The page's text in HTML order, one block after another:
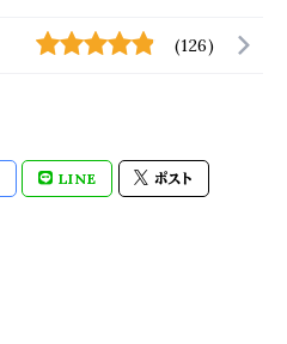
(126)
LINE ポスト